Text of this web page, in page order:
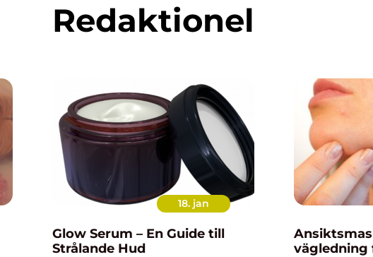
redaktionel
18. jan
Glow Serum – En Guide till
Strålande Hud
vägledning